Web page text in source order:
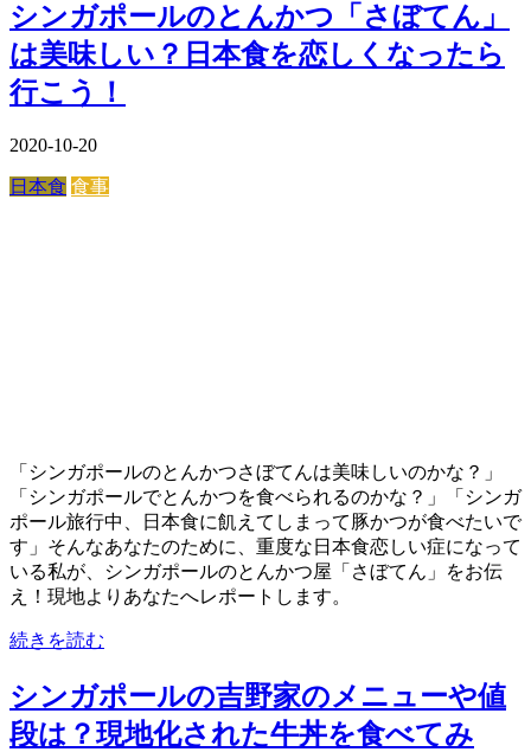
シンガポールのとんかつ「さぼてん」
は美味しい？日本食を恋しくなったら
行こう！
2020-10-20
日本食 食事
「シンガポールのとんかつさぼてんは美味しいのかな？」
「シンガポールでとんかつを食べられるのかな？」「シンガ
ポール旅行中、日本食に飢えてしまって豚かつが食べたいで
す」そんなあなたのために、重度な日本食恋しい症になって
いる私が、シンガポールのとんかつ屋「さぼてん」をお伝
え！現地よりあなたへレポートします。
続きを読む
シンガポールの吉野家のメニューや値
段は？現地化された牛丼を食べてみ